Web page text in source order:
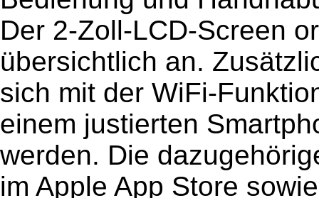
Der 2-Zoll-LCD-Screen
übersichtlich an.
sich mit der WiFi-
einem justierten
werden. Die
im Apple App Store